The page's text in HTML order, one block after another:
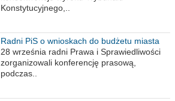
Konstytucyjnego,..
Radni PiS o wnioskach do budżetu miasta
na 2021 rok
28 września radni Prawa i Sprawiedliwości
zorganizowali konferencję prasową,
podczas..